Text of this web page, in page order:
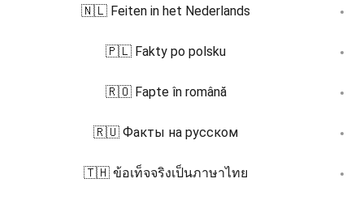
🇳🇱 Feiten in het Nederlands
🇵🇱 Fakty po polsku
🇷🇴 Fapte în română
🇷🇺 Факты на русском
🇹🇭 ข้อเท็จจริงเป็นภาษาไทย